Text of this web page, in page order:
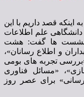
اینکه قصد داریم با این
علم اطلاعات
نشست ها گفت: هشت
و اطلاع رسانان»،
تجربه های بومی
«مسائل فناوری
رسانی» برای عصر روز